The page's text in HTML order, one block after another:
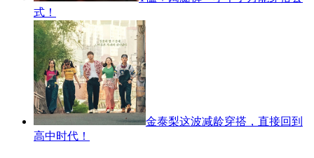
式！
金泰梨这波减龄穿搭，直接回到
高中时代！